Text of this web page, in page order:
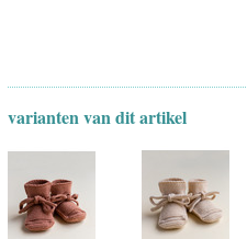
varianten van dit artikel